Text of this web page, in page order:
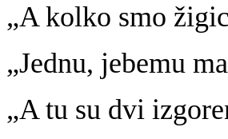
„A kolko smo
„Jednu, jebemu
„A tu su dvi